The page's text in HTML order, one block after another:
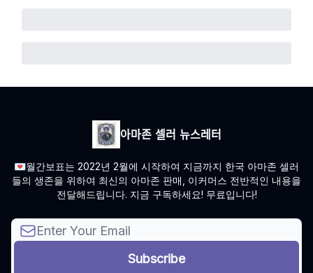
아마존 셀러 뉴스레터
💌월간보표는 2022년 2월에 시작하여 지금까지 한국 아마존 셀러
들의 생존을 위하여 최신의 아마존 판매, 이커머스 전반적인 내용을
전달해드립니다. 지금 구독하세요! 무료입니다!